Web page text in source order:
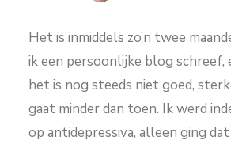
Het is inmiddels zo’n twee
ik een persoonlijke blog schreef,
het is nog steeds niet goed,
gaat minder dan toen. Ik werd
op antidepressiva, alleen ging